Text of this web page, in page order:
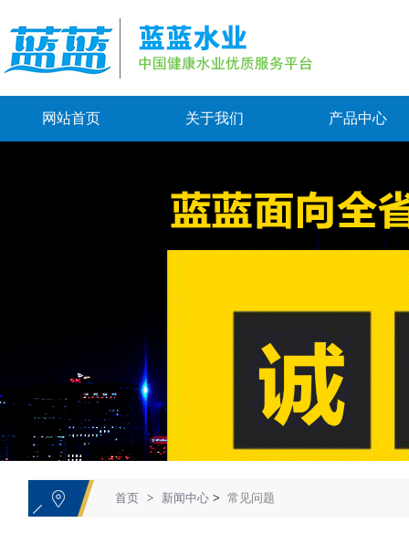
网站首页 关于我们 产品中心
1
首页 > 新闻中心 > 常见问题